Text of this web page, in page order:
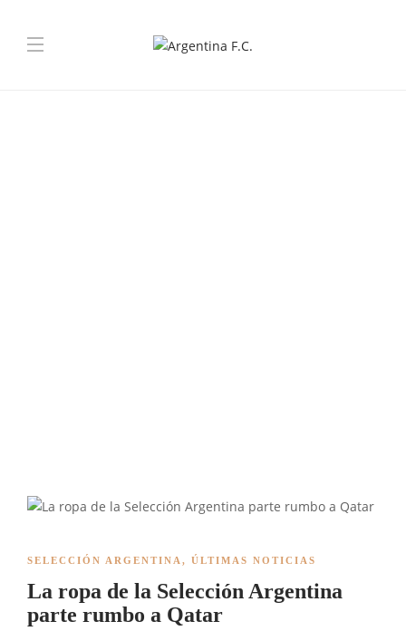
SELECCIÓN ARGENTINA , ÚLTIMAS NOTICIAS
La ropa de la Selección Argentina
parte rumbo a Qatar